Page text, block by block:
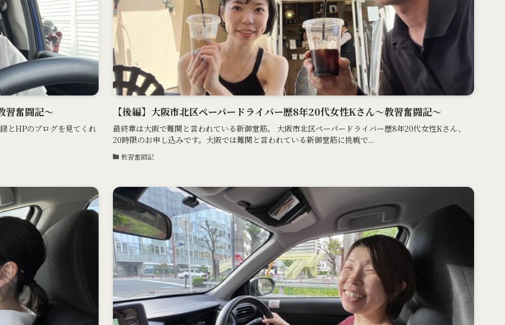
習奮闘記〜
とHPのブログを見てくれ
【後編】大阪市北区ペーパードライバー歴8年20代女性Kさん〜教習奮闘記〜
最終章は大阪で難関と言われている新御堂筋。 大阪市北区ペーパードライバー歴8年20代女性Kさん、
20時限のお申し込みです。大阪では難関と言われている新御堂筋に挑戦で...
教習奮闘記